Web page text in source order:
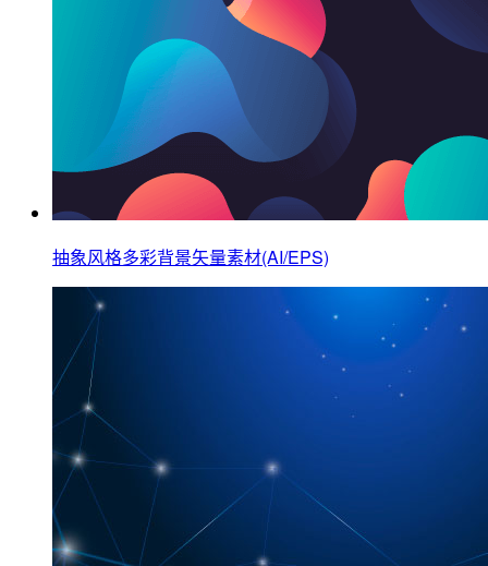
抽象风格多彩背景矢量素材(AI/EPS)